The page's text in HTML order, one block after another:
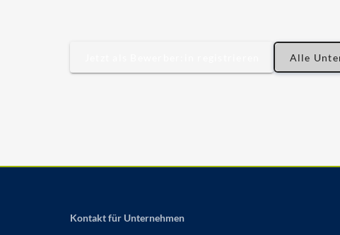
Alle
Kontakt für Unternehmen